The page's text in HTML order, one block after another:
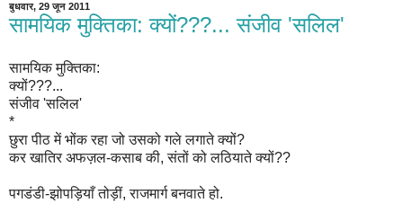
बुधवार, 29 जून 2011
सामयिक मुक्तिका: क्यों???... संजीव 'सलिल'
सामयिक मुक्तिका:
क्यों???...
संजीव 'सलिल'
*
छुरा पीठ में भोंक रहा जो उसको गले लगाते क्यों?
कर खातिर अफज़ल-कसाब की, संतों को लठियाते क्यों??
पगडंडी-झोपड़ियाँ तोड़ीं, राजमार्ग बनवाते हो.